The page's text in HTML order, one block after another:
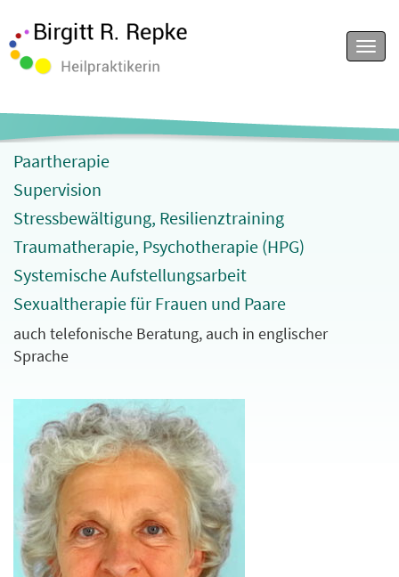
Menu
Paartherapie
Supervision
Stressbewältigung, Resilienztraining
Traumatherapie, Psychotherapie (HPG)
Systemische Aufstellungsarbeit
Sexualtherapie für Frauen und Paare
auch telefonische Beratung, auch in englischer
Sprache